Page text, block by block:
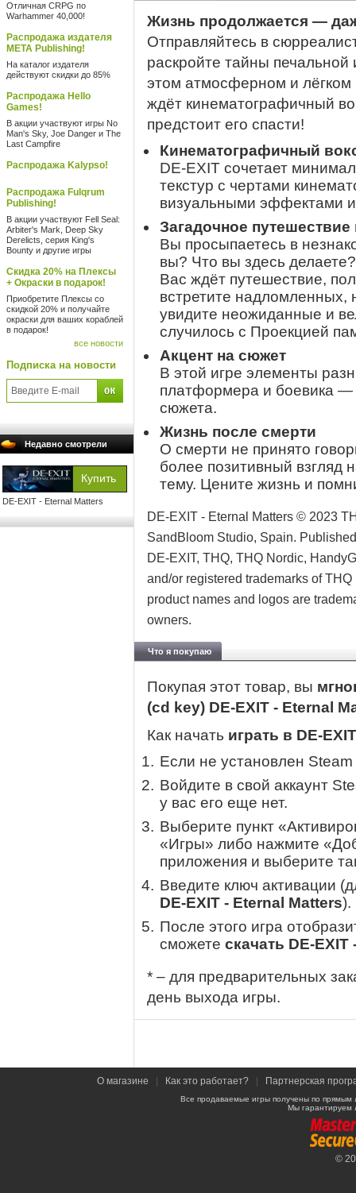
Отличная CRPG по
Warhammer 40,000!
Распродажа издателя
META Publishing!
На каталог издателя
действуют скидки до 85%
Распродажа Hello
Games!
В акции участвуют игры No
Man's Sky, Joe Danger и The
Last Campfire
Распродажа Kalypso!
Распродажа Fulqrum
Publishing!
В акции участвуют Fell Seal:
Arbiter's Mark, Deep Sky
Derelicts, серия King's
Bounty и другие игры
Скидка 20% на Плексы
+ Окраски в подарок!
Приобретите Плексы со
скидкой 20% и получайте
окраски для ваших кораблей
в подарок!
все новости
Подписка на новости
Недавно смотрели
DE-EXIT - Eternal Matters
Жизнь продолжается —
Отправляйтесь в
раскройте тайны
этом атмосферном и лёгком
ждёт кинематографичный
предстоит его спасти!
Кинематографичный
DE-EXIT сочетает
текстур с чертами
визуальными эффектами
Загадочное
Вы просыпаетесь в
вы? Что вы здесь
Вас ждёт путешествие,
встретите
увидите неожиданные и
случилось с Проекцией
Акцент на сюжет
В этой игре элементы
платформера и боевика —
сюжета.
Жизнь после смерти
О смерти не принято
более позитивный взгляд
тему. Цените жизнь и
DE-EXIT - Eternal Matters © 2023
SandBloom Studio, Spain.
DE-EXIT, THQ, THQ Nordic,
and/or registered trademarks of
product names and logos are
owners.
Что я покупаю
Покупая этот товар, вы
(cd key) DE-EXIT - Eternal
Как начать играть в DE-
Если не установлен
Войдите в свой аккаунт
у вас его еще нет.
Выберите пункт
«Игры» либо нажмите
приложения и выберите
Введите ключ активации
DE-EXIT - Eternal Matters).
После этого игра
сможете скачать DE-
* – для предварительных
день выхода игры.
О магазине Как это работает? Партнерская
Все продаваемые игры получены по
Мы гарантируем
©